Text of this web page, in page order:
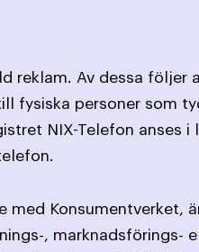
reklam. Av dessa följer
fysiska personer som
NIX-Telefon anses i
med Konsumentverket,
, marknadsförings-